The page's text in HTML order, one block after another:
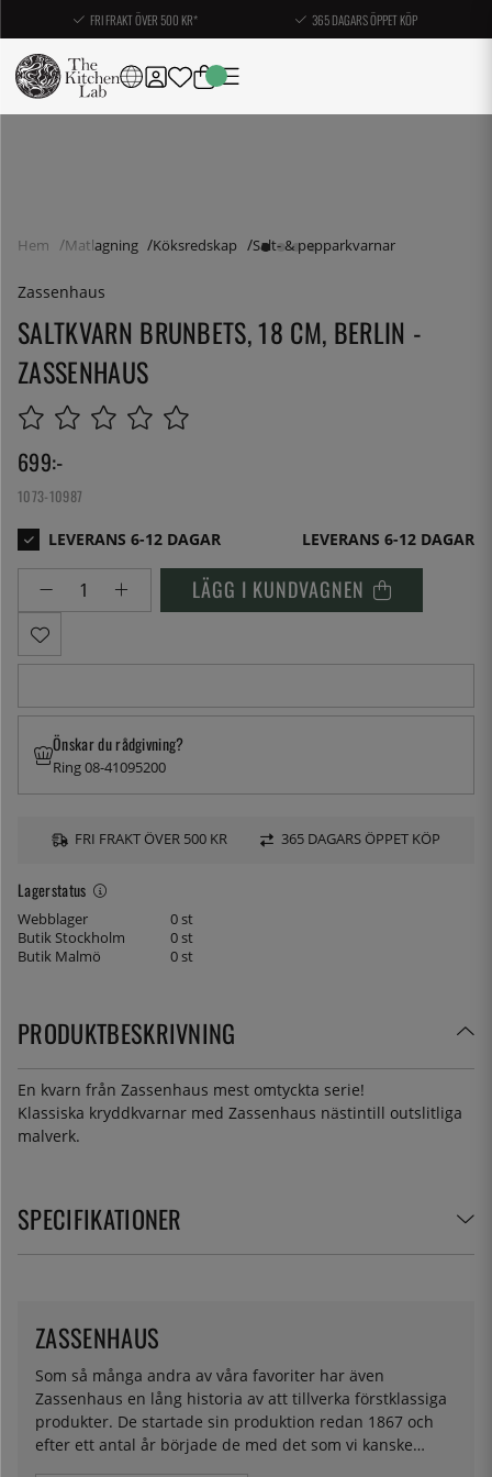
FRI FRAKT ÖVER 500 KR* 365 DAGARS ÖPPET KÖP
Hem Matlagning Köksredskap Salt- & pepparkvarnar
Zassenhaus
SALTKVARN BRUNBETS, 18 CM, BERLIN -
ZASSENHAUS
699:-
1073-10987
LEVERANS 6-12 DAGAR
LÄGG I KUNDVAGNEN
Lagerstatus
Webblager
0 st
Butik Stockholm
0 st
Butik Malmö
0 st
Önskar du rådgivning?
Ring 08-41095200
FRI FRAKT ÖVER 500 KR 365 DAGARS ÖPPET KÖP
PRODUKTBESKRIVNING
En kvarn från Zassenhaus mest omtyckta serie!
Klassiska kryddkvarnar med Zassenhaus nästintill outslitliga
malverk.
SPECIFIKATIONER
Som så många andra av våra favoriter har även
Zassenhaus en lång historia av att tillverka förstklassiga
produkter. De startade sin produktion redan 1867 och
efter ett antal år började de med det som vi kanske
ZASSENHAUS